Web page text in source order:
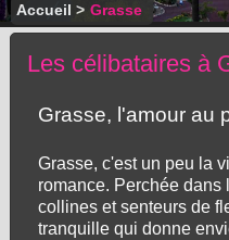
Accueil > Grasse
Les célibataires à
Grasse, l'amour au
Grasse, c'est un peu la
romance. Perchée dans
collines et senteurs de
tranquille qui donne